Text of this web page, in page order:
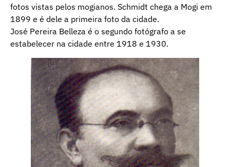
fotos vistas pelos mogianos. Schmidt chega a Mogi em
1899 e é dele a primeira foto da cidade.
José Pereira Belleza é o segundo fotógrafo a se
estabelecer na cidade entre 1918 e 1930.